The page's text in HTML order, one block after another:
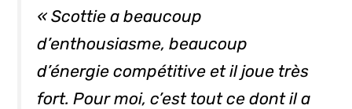
« Scottie a beaucoup
d’enthousiasme, beaucoup
d’énergie compétitive et il joue très
fort. Pour moi, c’est tout ce dont il a